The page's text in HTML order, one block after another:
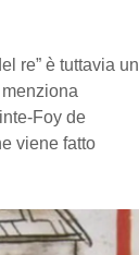
re” è tuttavia un
Foy de
viene fatto